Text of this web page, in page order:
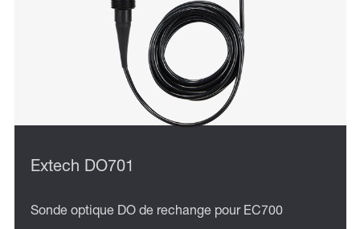
Extech DO701
Sonde optique DO de rechange pour EC700